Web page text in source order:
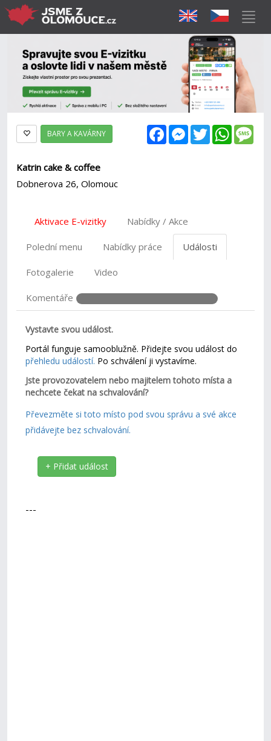
FacebookMessenger
Twitter
BARY A KAVÁRNY
Katrin cake & coffee
Dobnerova 26, Olomouc
Aktivace E-vizitky Nabídky / Akce
Polední menu Nabídky práce Události
Fotogalerie Video
Komentáře
Vystavte svou událost.
Portál funguje samooblužně. Přidejte svou událost do
přehledu událostí. Po schválení ji vystavíme.
Jste provozovatelem nebo majitelem tohoto místa a
nechcete čekat na schvalování?
Převezměte si toto místo pod svou správu a své akce
přidávejte bez schvalování.
+ Přidat událost
---